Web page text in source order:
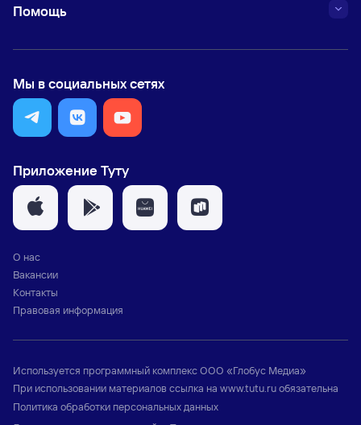
Помощь
Мы в социальных сетях
Приложение Туту
О нас
Вакансии
Контакты
Правовая информация
Используется программный комплексООО «Глобус Медиа»
При использовании материалов ссылка на www.tutu.ruобязательна
Политика обработки персональных данных